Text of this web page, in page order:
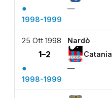
●
—
1998-1999
25 Ott 1998 Nardò
1–2 Catania
●
—
1998-1999